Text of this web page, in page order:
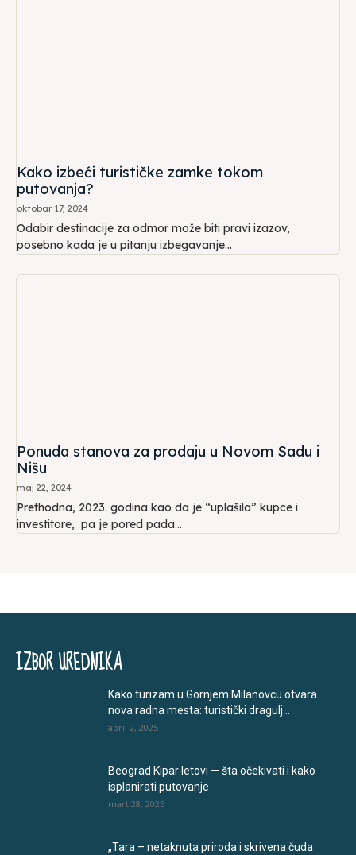
Kako izbeći turističke zamke tokom
putovanja?
oktobar 17, 2024
Odabir destinacije za odmor može biti pravi izazov,
posebno kada je u pitanju izbegavanje...
Ponuda stanova za prodaju u Novom Sadu i
Nišu
maj 22, 2024
Prethodna, 2023. godina kao da je “uplašila” kupce i
investitore, pa je pored pada...
IZBOR UREDNIKA
Kako turizam u Gornjem Milanovcu otvara
nova radna mesta: turistički dragulj...
april 2, 2025
Beograd Kipar letovi — šta očekivati i kako
isplanirati putovanje
mart 28, 2025
„Tara – netaknuta priroda i skrivena čuda